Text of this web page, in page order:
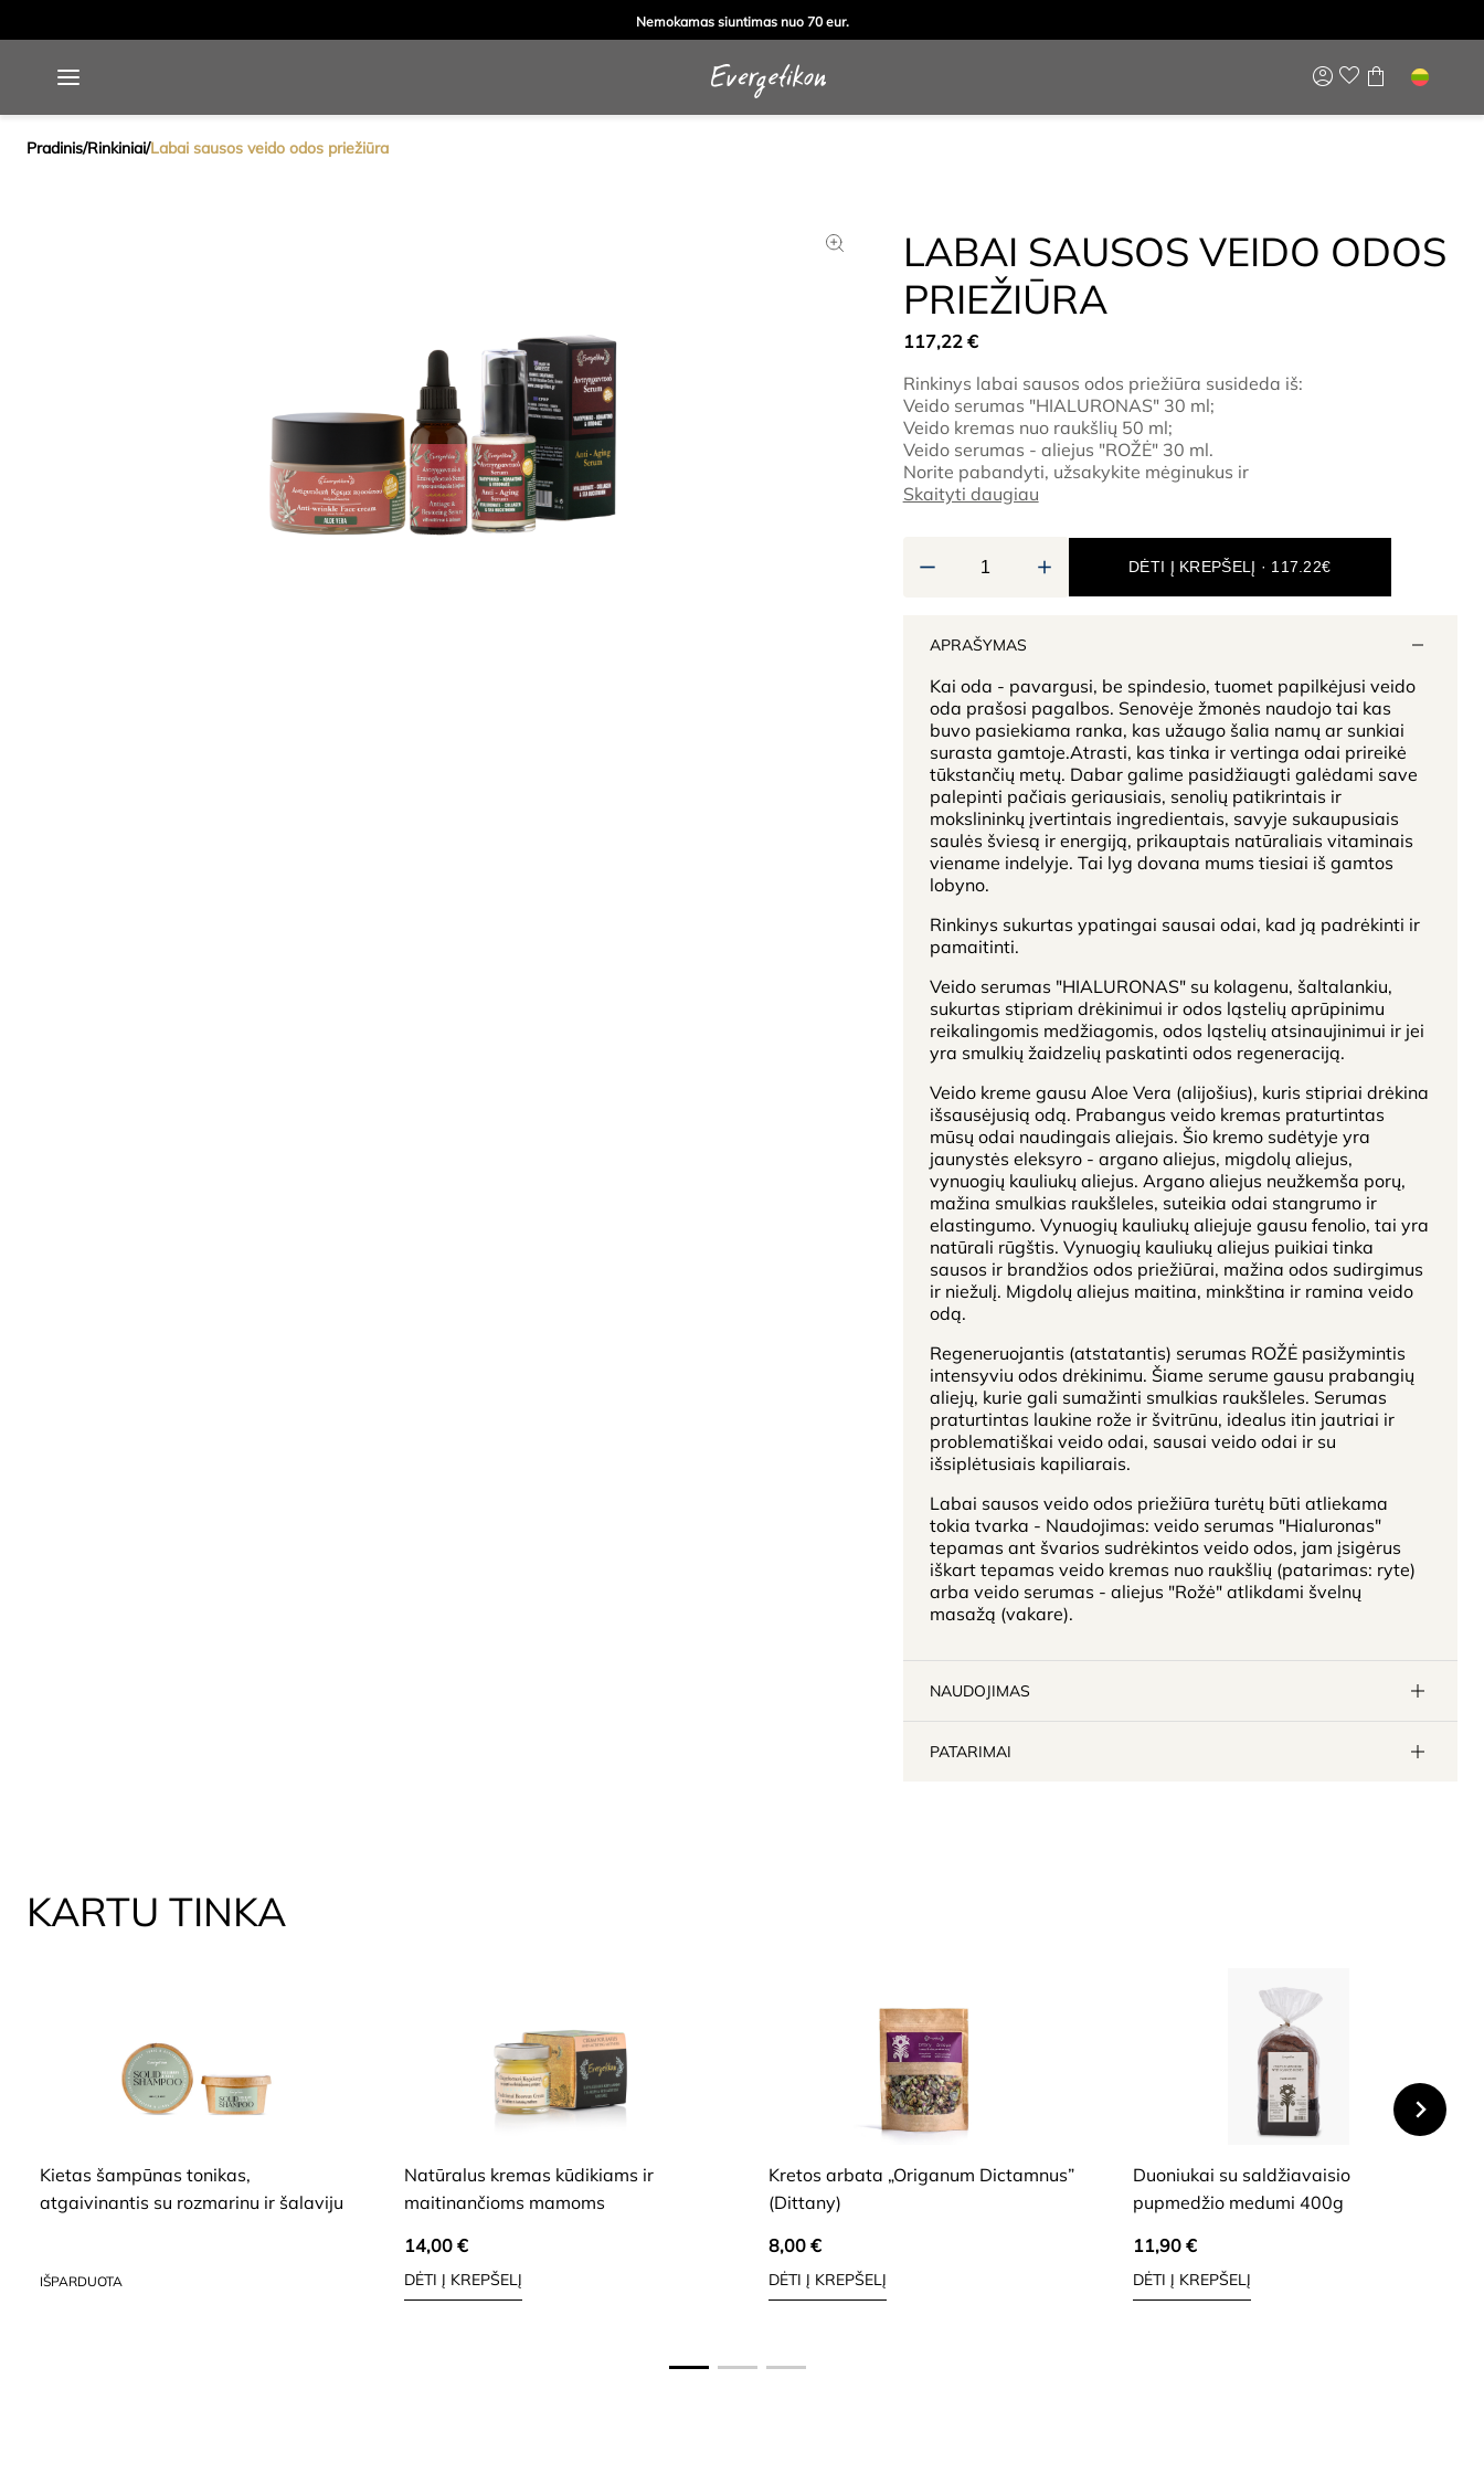
Nemokamas siuntimas nuo 70 eur.
Pradinis/Rinkiniai/Labai sausos veido odos priežiūra
LABAI SAUSOS VEIDO ODOS
PRIEŽIŪRA
117,22 €
Rinkinys labai sausos odos priežiūra susideda iš:
Veido serumas "HIALURONAS" 30 ml;
Veido kremas nuo raukšlių 50 ml;
Veido serumas - aliejus "ROŽĖ" 30 ml.
Norite pabandyti, užsakykite mėginukus ir
Skaityti daugiau
DĖTI Į KREPŠELĮ · 117.22€
APRAŠYMAS
Kai oda - pavargusi, be spindesio, tuomet papilkėjusi veido
oda prašosi pagalbos. Senovėje žmonės naudojo tai kas
buvo pasiekiama ranka, kas užaugo šalia namų ar sunkiai
surasta gamtoje.Atrasti, kas tinka ir vertinga odai prireikė
tūkstančių metų. Dabar galime pasidžiaugti galėdami save
palepinti pačiais geriausiais, senolių patikrintais ir
mokslininkų įvertintais ingredientais, savyje sukaupusiais
saulės šviesą ir energiją, prikauptais natūraliais vitaminais
viename indelyje. Tai lyg dovana mums tiesiai iš gamtos
lobyno.
Rinkinys sukurtas ypatingai sausai odai, kad ją padrėkinti ir
pamaitinti.
Veido serumas "HIALURONAS" su kolagenu, šaltalankiu,
sukurtas stipriam drėkinimui ir odos ląstelių aprūpinimu
reikalingomis medžiagomis, odos ląstelių atsinaujinimui ir jei
yra smulkių žaidzelių paskatinti odos regeneraciją.
Veido kreme gausu Aloe Vera (alijošius), kuris stipriai drėkina
išsausėjusią odą. Prabangus veido kremas praturtintas
mūsų odai naudingais aliejais. Šio kremo sudėtyje yra
jaunystės eleksyro - argano aliejus, migdolų aliejus,
vynuogių kauliukų aliejus. Argano aliejus neužkemša porų,
mažina smulkias raukšleles, suteikia odai stangrumo ir
elastingumo. Vynuogių kauliukų aliejuje gausu fenolio, tai yra
natūrali rūgštis. Vynuogių kauliukų aliejus puikiai tinka
sausos ir brandžios odos priežiūrai, mažina odos sudirgimus
ir niežulį. Migdolų aliejus maitina, minkština ir ramina veido
odą.
Regeneruojantis (atstatantis) serumas ROŽĖ pasižymintis
intensyviu odos drėkinimu. Šiame serume gausu prabangių
aliejų, kurie gali sumažinti smulkias raukšleles. Serumas
praturtintas laukine rože ir švitrūnu, idealus itin jautriai ir
problematiškai veido odai, sausai veido odai ir su
išsiplėtusiais kapiliarais.
Labai sausos veido odos priežiūra turėtų būti atliekama
tokia tvarka - Naudojimas: veido serumas "Hialuronas"
tepamas ant švarios sudrėkintos veido odos, jam įsigėrus
iškart tepamas veido kremas nuo raukšlių (patarimas: ryte)
arba veido serumas - aliejus "Rožė" atlikdami švelnų
masažą (vakare).
NAUDOJIMAS
PATARIMAI
KARTU TINKA
Kietas šampūnas tonikas,
atgaivinantis su rozmarinu ir šalaviju
IŠPARDUOTA
Natūralus kremas kūdikiams ir
maitinančioms mamoms
14,00 €
DĖTI Į KREPŠELĮ
Kretos arbata „Origanum Dictamnus”
(Dittany)
8,00 €
DĖTI Į KREPŠELĮ
Duoniukai su saldžiavaisio
pupmedžio medumi 400g
11,90 €
DĖTI Į KREPŠELĮ